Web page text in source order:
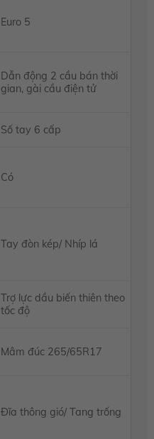
Euro 5
Dẫn động 2 cầu bán thời
gian, gài cầu điện tử
Số tay 6 cấp
Có
Tay đòn kép/ Nhíp lá
Trợ lực dầu biến thiên theo
tốc độ
Mâm đúc 265/65R17
Đĩa thông gió/ Tang trống